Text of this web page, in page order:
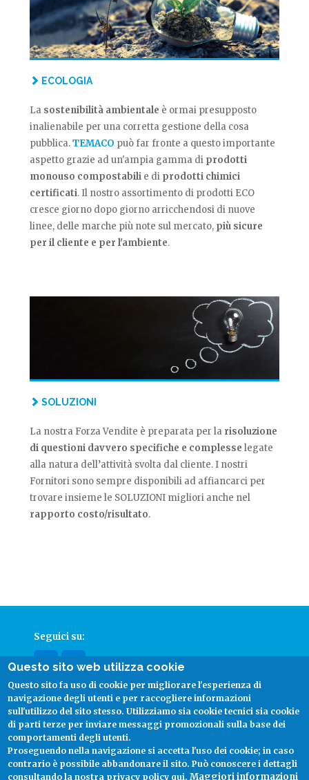
ECOLOGIA
La sostenibilità ambientale è ormai presupposto
inalienabile per una corretta gestione della cosa
pubblica.TEMACO può far fronte a questo importante
aspetto grazie ad un'ampia gamma di prodotti
monouso compostabili e di prodotti chimici
certificati. Il nostro assortimento di prodotti ECO
cresce giorno dopo giorno arricchendosi di nuove
linee, delle marche più note sul mercato, più sicure
per il cliente e per l'ambiente.
SOLUZIONI
La nostra Forza Vendite è preparata per la risoluzione
di questioni davvero specifiche e complesse legate
alla natura dell’attività svolta dal cliente. I nostri
Fornitori sono sempre disponibili ad affiancarci per
trovare insieme le SOLUZIONI migliori anche nel
rapporto costo/risultato.
Seguici su:
facebooklinkedin
CopyrightCostanter S.p.a.2026 -Informativa sulla Privacy
Questo sito web utilizza cookie
Questo sito fa uso di cookie per migliorare l'esperienza di
navigazione degli utenti e per raccogliere informazioni
sull'utilizzo del sito stesso. Utilizziamo sia cookie tecnici sia cookie
di parti terze per inviare messaggi promozionali sulla base dei
comportamenti degli utenti.
Proseguendo nella navigazione si accetta l'uso dei cookie; in caso
contrario è possibile abbandonare il sito. Può conoscere i dettagli
consultando la nostra privacy policy qui. Maggiori informazioni